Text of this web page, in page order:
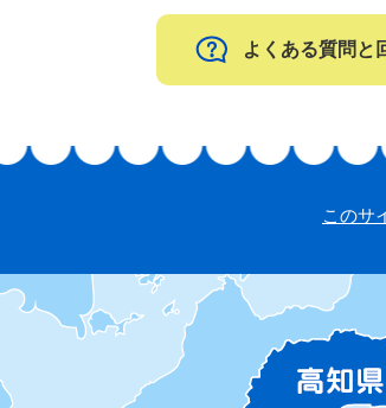
よくある質問と
このサ